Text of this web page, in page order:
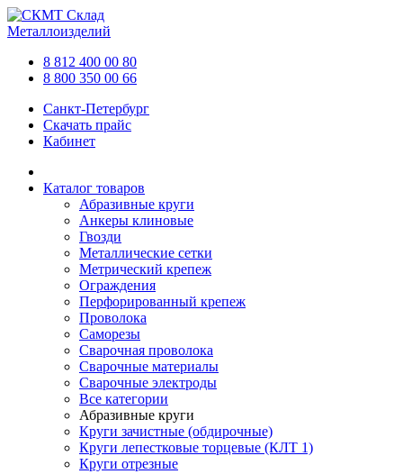
Склад
Металлоизделий
8 812 400 00 80
8 800 350 00 66
Санкт-Петербург
Скачать прайс
Кабинет
Каталог товаров
Абразивные круги
Анкеры клиновые
Гвозди
Металлические сетки
Метрический крепеж
Ограждения
Перфорированный крепеж
Проволока
Саморезы
Сварочная проволока
Сварочные материалы
Сварочные электроды
Все категории
Абразивные круги
Круги зачистные (обдирочные)
Круги лепестковые торцевые (КЛТ 1)
Круги отрезные